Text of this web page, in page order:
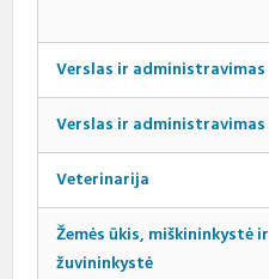
Verslas ir administravimas
Verslas ir administravimas
Veterinarija
Žemės ūkis, miškininkystė ir
žuvininkystė